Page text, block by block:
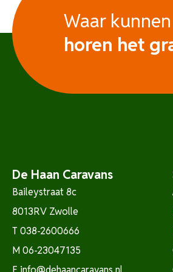
Waar
horen het
De Haan Caravans
Baileystraat 8c
8013RV Zwolle
T038-2600666
M06-23047135